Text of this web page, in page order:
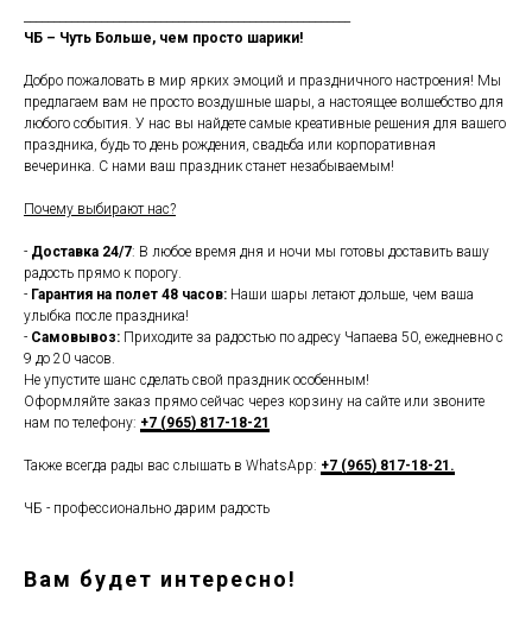
ЧБ – Чуть Больше, чем просто шарики!
Добро пожаловать в мир ярких эмоций и праздничного настроения! Мы
предлагаем вам не просто воздушные шары, а настоящее волшебство для
любого события. У нас вы найдете самые креативные решения для вашего
праздника, будь то день рождения, свадьба или корпоративная
вечеринка. С нами ваш праздник станет незабываемым!
Почему выбирают нас?
- Доставка 24/7: В любое время дня и ночи мы готовы доставить вашу
радость прямо к порогу.
- Гарантия на полет 48 часов: Наши шары летают дольше, чем ваша
улыбка после праздника!
- Самовывоз: Приходите за радостью по адресу Чапаева 50, ежедневно с
9 до 20 часов.
Не упустите шанс сделать свой праздник особенным!
Оформляйте заказ прямо сейчас через корзину на сайте или звоните
нам по телефону: +7 (965) 817-18-21
Также всегда рады вас слышать в WhatsApp: +7 (965) 817-18-21.
ЧБ - профессионально дарим радость
Вам будет интересно!